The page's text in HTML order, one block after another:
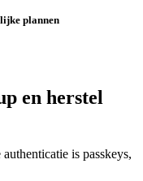
plannen
en herstel
is passkeys,